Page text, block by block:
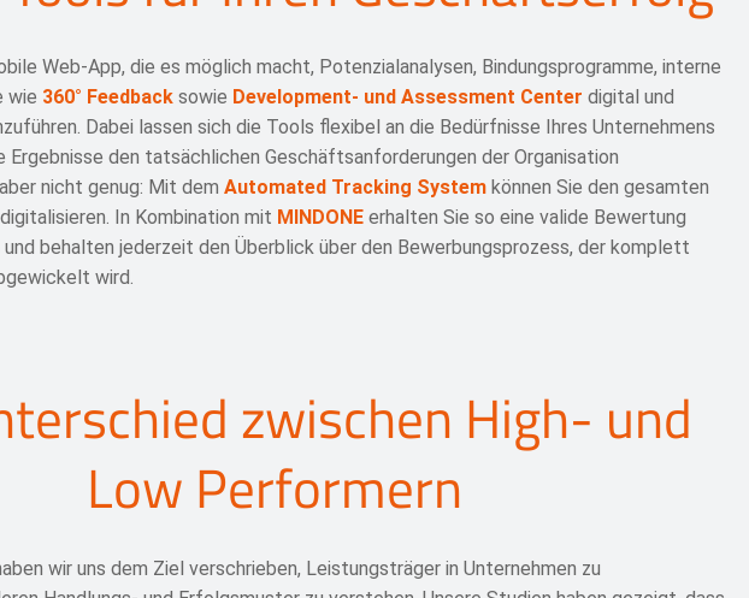
Web-App, die es möglich macht, Potenzialanalysen, Bindungsprogramme, interne
wie 360° Feedback sowie Development- und Assessment Center digital und
Dabei lassen sich die Tools flexibel an die Bedürfnisse Ihres Unternehmens
Ergebnisse den tatsächlichen Geschäftsanforderungen der Organisation
nicht genug: Mit dem Automated Tracking System können Sie den gesamten
In Kombination mit MINDONE erhalten Sie so eine valide Bewertung
und behalten jederzeit den Überblick über den Bewerbungsprozess, der komplett
wird.
zwischen High- und
Low Performern
wir uns dem Ziel verschrieben, Leistungsträger in Unternehmen zu